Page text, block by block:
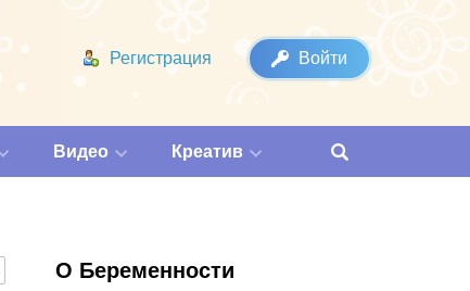
Регистрация Войти
Видео Креатив
О Беременности